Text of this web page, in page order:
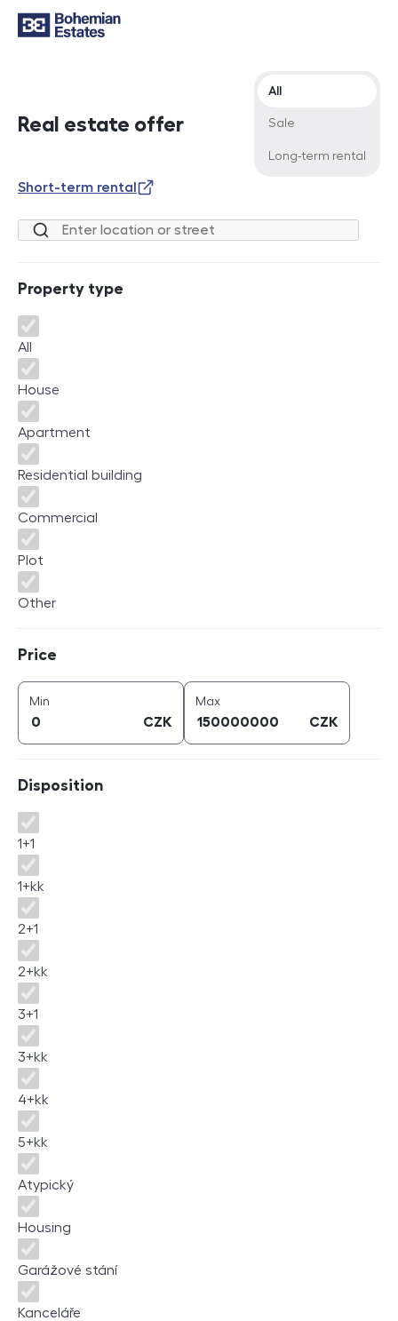
Real estate offer
Offer type
All
Sale
Long-term rental
Short-term rental
Location or street
Property type
Property type
All
House
Apartment
Residential building
Commercial
Plot
Other
Price
Min
CZK
Maxprice (
CZK
Disposition
Disposition
1+1
1+kk
2+1
2+kk
3+1
3+kk
4+kk
5+kk
Atypický
Housing
Garážové stání
Kanceláře